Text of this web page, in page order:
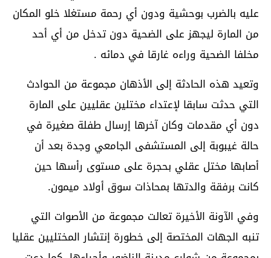
عليه بالضرب بوحشية ودون أي رحمة مستغلا خلو المكان
من المارة ليجهز على الضحية دون تدخل من أي أحد
مخلفا الضحية وراءه غارقا في دمائه .
وتعيد هذه الحادثة إلى الأذهان مجموعة من الحوادث
التي حدثت سابقا لإعتداء مختلين عقليين على المارة
دون أي مقدمات وكان آخرها إرسال طفلة صغيرة في
حالة غيبوبة إلى المستشفى الجامعي وجدة بعد أن
أصابها مختل عقلي بحجرة على مستوى رأسها حين
كانت برفقة والدتها بمحاذات سوق أولاد ميمون.
وفي الآونة الأخيرة تعالت مجموعة من الأصوات التي
تنبه الجهات المختصة إلى خطورة إنتشار المختليين عقليا